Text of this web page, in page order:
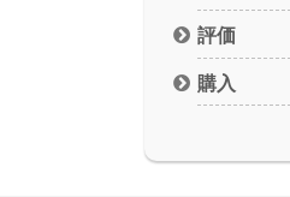
評価
購入